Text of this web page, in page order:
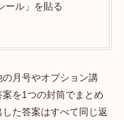
ール」を貼る
月号やオプション講
を1つの封筒でまとめ
た答案はすべて同じ返